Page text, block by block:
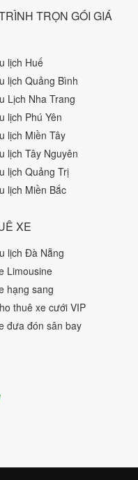
TRỌN GÓI GIÁ
lịch Huế
lịch Quảng Bình
Lịch Nha Trang
lịch Phú Yên
lịch Miền Tây
lịch Tây Nguyên
lịch Quảng Trị
lịch Miền Bắc
XE
lịch Đà Nẵng
Limousine
hạng sang
thuê xe cưới VIP
đưa đón sân bay